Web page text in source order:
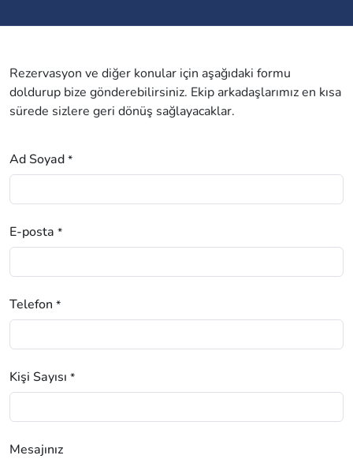
Rezervasyon ve diğer konular için aşağıdaki formu
doldurup bize gönderebilirsiniz. Ekip arkadaşlarımız en kısa
sürede sizlere geri dönüş sağlayacaklar.
Ad Soyad *
E-posta *
Telefon *
Kişi Sayısı *
Mesajınız